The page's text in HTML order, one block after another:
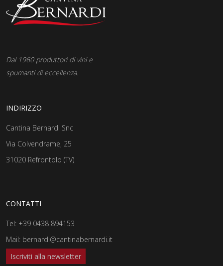
Dal 1960 produttori di vini e
spumanti di eccellenza.
INDIRIZZO
Cantina Bernardi Snc
Via Colvendrame, 25
31020 Refrontolo (TV)
CONTATTI
Tel: +39 0438 894153
Mail: bernardi@cantinabernardi.it
Iscriviti alla newsletter